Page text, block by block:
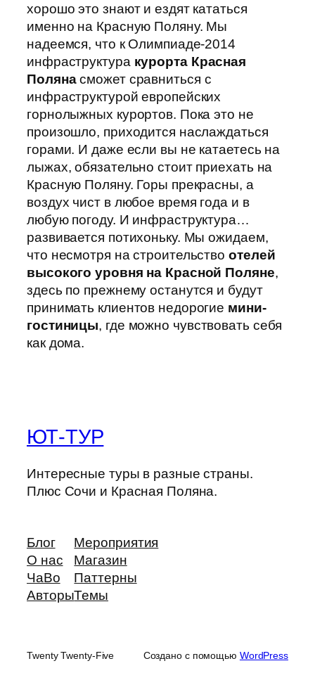
хорошо это знают и ездят кататься
именно на Красную Поляну. Мы
надеемся, что к Олимпиаде-2014
инфраструктура курорта Красная
Полянасможет сравниться с
инфраструктурой европейских
горнолыжных курортов. Пока это не
произошло, приходится наслаждаться
горами. И даже если вы не катаетесь на
лыжах, обязательно стоит приехать на
Красную Поляну. Горы прекрасны, а
воздух чист в любое время года и в
любую погоду. И инфраструктура…
развивается потихоньку. Мы ожидаем,
что несмотря на строительство отелей
высокого уровня на Красной Поляне,
здесь по прежнему останутся и будут
принимать клиентов недорогие мини-
гостиницы, где можно чувствовать себя
как дома.
ЮТ-ТУР
Интересные туры в разные страны.
Плюс Сочи и Красная Поляна.
Блог
О нас
ЧаВо
Авторы
Мероприятия
Магазин
Паттерны
Темы
Twenty Twenty-Five Создано с помощью WordPress